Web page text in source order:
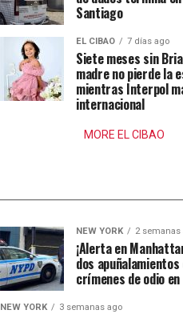
Santiago
EL CIBAO 7 días ago
Siete meses sin
madre no pierde la
mientras Interpol
internacional
MORE EL CIBAO
NEW YORK 2 semanas
¡Alerta en
dos
crímenes de odio en
NEW YORK 3 semanas ago